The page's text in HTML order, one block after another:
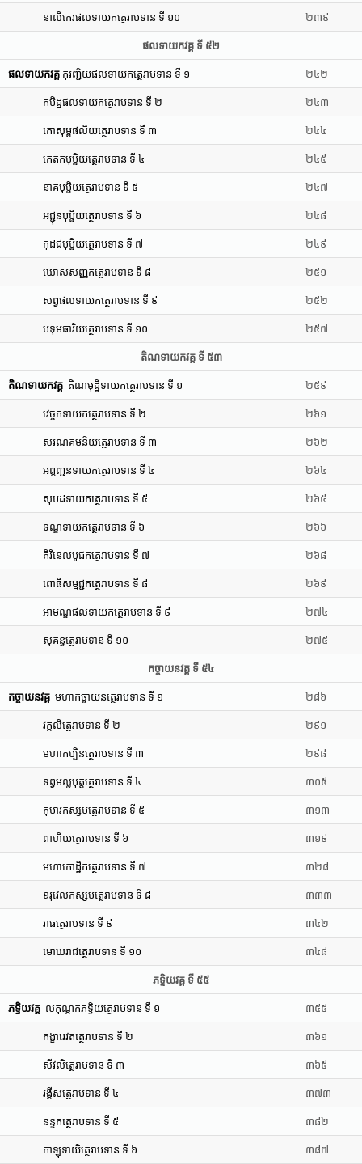
នាលិកេរផលទាយកត្ថេរាបទាន ទី ១០ ២៣៩
ផលទាយកវគ្គ ទី ៥២
ផលទាយកវគ្គ កុរញ្ជិយផលទាយកត្ថេរាបទាន ទី ១ ២៤២
កបិដ្ឋផលទាយកត្ថេរាបទាន ទី ២ ២៤៣
កោសុម្ពផលិយត្ថេរាបទាន ទី ៣ ២៤៤
កេតកបុប្ផិយត្ថេរាបទាន ទី ៤ ២៤៥
នាគបុប្ផិយត្ថេរាបទាន ទី ៥ ២៤៧
អជ្ជុនបុប្ផិយត្ថេរាបទាន ទី ៦ ២៤៨
កុដជបុប្ផិយត្ថេរាបទាន ទី ៧ ២៤៩
ឃោសសញ្ញកត្ថេរាបទាន ទី ៨ ២៥១
សព្វផលទាយកត្ថេរាបទាន ទី ៩ ២៥២
បទុមធារិយត្ថេរាបទាន ទី ១០ ២៥៧
តិណទាយកវគ្គ ទី ៥៣
តិណទាយកវគ្គ តិណមុដ្ឋិទាយកត្ថេរាបទាន ទី ១ ២៥៩
វេច្ចកទាយកត្ថេរាបទាន ទី ២ ២៦១
សរណគមនិយត្ថេរាបទាន ទី ៣ ២៦២
អព្ភញ្ជនទាយកត្ថេរាបទាន ទី ៤ ២៦៤
សុបដទាយកត្ថេរាបទាន ទី ៥ ២៦៥
ទណ្ឌទាយកត្ថេរាបទាន ទី ៦ ២៦៦
គិរិនេលបូជកត្ថេរាបទាន ទី ៧ ២៦៨
ពោធិសម្មជ្ជកត្ថេរាបទាន ទី ៨ ២៦៩
អាមណ្ឌផលទាយកត្ថេរាបទាន ទី ៩ ២៧៤
សុគន្ធត្ថេរាបទាន ទី ១០ ២៧៥
កច្ចាយនវគ្គ ទី ៥៤
កច្ចាយនវគ្គ មហាកច្ចាយនត្ថេរាបទាន ទី ១ ២៨៦
វក្កលិត្ថេរាបទាន ទី ២ ២៩១
មហាកប្បិនត្ថេរាបទាន ទី ៣ ២៩៨
ទព្វមល្លបុត្តត្ថេរាបទាន ទី ៤ ៣០៥
កុមារកស្សបត្ថេរាបទាន ទី ៥ ៣១៣
ពាហិយត្ថេរាបទាន ទី ៦ ៣១៩
មហាកោដ្ឋិកត្ថេរាបទាន ទី ៧ ៣២៨
ឧរុវេលកស្សបត្ថេរាបទាន ទី ៨ ៣៣៣
រាធត្ថេរាបទាន ទី ៩ ៣៤២
មោឃរាជត្ថេរាបទាន ទី ១០ ៣៤៨
ភទ្ទិយវគ្គ ទី ៥៥
ភទ្ទិយវគ្គ លកុណ្តកភទ្ទិយត្ថេរាបទាន ទី ១ ៣៥៥
កង្ខារេវតត្ថេរាបទាន ទី ២ ៣៦១
សីវលិត្ថេរាបទាន ទី ៣ ៣៦៥
រង្គីសត្ថេរាបទាន ទី ៤ ៣៧៣
នន្ទកត្ថេរាបទាន ទី ៥ ៣៨២
កាឡុទាយិត្ថេរាបទាន ទី ៦ ៣៨៧